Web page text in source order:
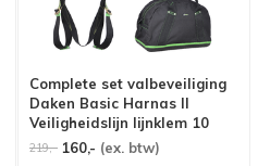
Complete set valbeveiliging
Daken Basic Harnas II
Veiligheidslijn lijnklem 10
Stalen karabijnhaak
219,- 160,- (ex. btw)